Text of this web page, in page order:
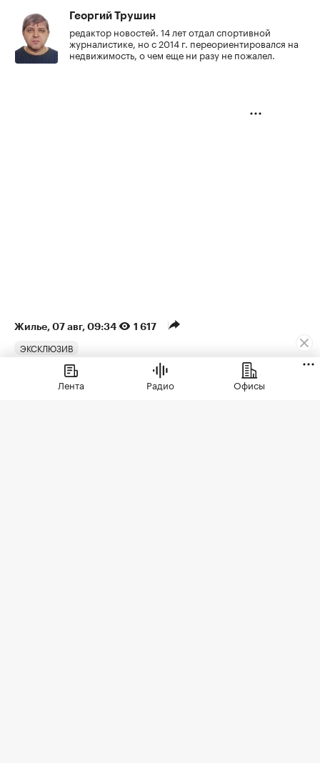
Георгий Трушин
редактор новостей. 14 лет отдал спортивной
журналистике, но с 2014 г. переориентировался на
недвижимость, о чем еще ни разу не пожалел.
Жилье⁠, 07 авг, 09:34 1 617
ЭКСКЛЮЗИВ
Рост цен на жилье в июле
Лента Радио Офисы